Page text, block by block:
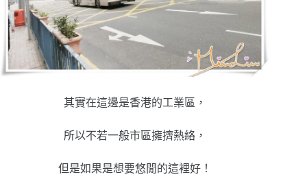
其實在這邊是香港的工業區，
所以不若一般市區擁擠熱絡，
但是如果是想要悠閒的這裡好！